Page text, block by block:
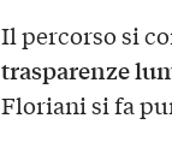
Il percorso si
trasparenze
Floriani si fa